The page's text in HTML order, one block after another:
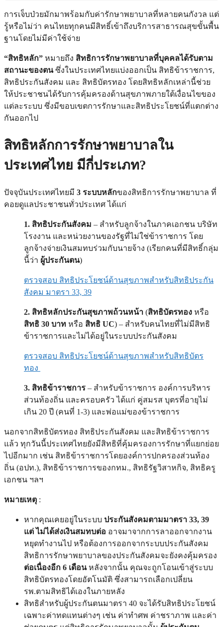
การเจ็บป่วยมักมาพร้อมกับค่ารักษาพยาบาลที่หลายคนกังวล แต่
รู้หรือไม่ว่า คนไทยทุกคนมีสิทธิ์เข้าถึงบริการสาธารณสุขขั้นพื้น
ฐานโดยไม่มีค่าใช้จ่าย
“สิทธิหลัก” หมายถึง สิทธิการรักษาพยาบาลที่บุคคลได้รับตาม
สถานะของตนซึ่งในประเทศไทยแบ่งออกเป็น สิทธิข้าราชการ,
สิทธิประกันสังคม และ สิทธิบัตรทอง โดยสิทธิหลักเหล่านี้ช่วย
ให้ประชาชนได้รับการคุ้มครองด้านสุขภาพภายใต้เงื่อนไขของ
แต่ละระบบ ซึ่งมีขอบเขตการรักษาและสิทธิประโยชน์ที่แตกต่าง
กันออกไป
สิทธิหลักการรักษาพยาบาลใน
ประเทศไทย มีกี่ประเภท?
ปัจจุบันประเทศไทยมี 3 ระบบหลักของสิทธิการรักษาพยาบาล ที่
คอยดูแลประชาชนทั่วประเทศ ได้แก่
1. สิทธิประกันสังคม – สำหรับลูกจ้างในภาคเอกชน บริษัท
โรงงาน และหน่วยงานของรัฐที่ไม่ใช่ข้าราชการ โดย
ลูกจ้างจ่ายเงินสมทบร่วมกับนายจ้าง (เรียกคนที่มีสิทธิ์กลุ่ม
นี้ว่า ผู้ประกันตน)
ตรวจสอบ สิทธิประโยชน์ด้านสุขภาพสำหรับสิทธิประกัน
สังคม มาตรา 33, 39
2. สิทธิหลักประกันสุขภาพถ้วนหน้า (สิทธิบัตรทอง หรือ
สิทธิ 30 บาท หรือ สิทธิ UC) – สำหรับคนไทยที่ไม่มีสิทธิ
ข้าราชการและไม่ได้อยู่ในระบบประกันสังคม
ตรวจสอบ สิทธิประโยชน์ด้านสุขภาพสำหรับสิทธิบัตร
ทอง
3. สิทธิข้าราชการ – สำหรับข้าราชการ องค์การบริหาร
ส่วนท้องถิ่น และครอบครัว ได้แก่ คู่สมรส บุตรที่อายุไม่
เกิน 20 ปี (คนที่ 1-3) และพ่อแม่ของข้าราชการ
นอกจากสิทธิบัตรทอง สิทธิประกันสังคม และสิทธิข้าราชการ
แล้ว ทุกวันนี้ประเทศไทยยังมีสิทธิที่คุ้มครองการรักษาที่แยกย่อย
ไปอีกมาก เช่น สิทธิข้าราชการโดยองค์การปกครองส่วนท้อง
ถิ่น (อปท.), สิทธิข้าราชการของกทม., สิทธิรัฐวิสาหกิจ, สิทธิครู
เอกชน ฯลฯ
หมายเหตุ :
หากคุณเคยอยู่ในระบบ ประกันสังคมตามมาตรา 33, 39
แต่ ไม่ได้ส่งเงินสมทบต่อ อาจมาจากการลาออกจากงาน
หยุดทำงานไป หรือต้องการออกจากระบบประกันสังคม
สิทธิการรักษาพยาบาลของประกันสังคมจะยังคงคุ้มครอง
ต่อเนื่องอีก 6 เดือนหลังจากนั้น คุณจะถูกโอนเข้าสู่ระบบ
สิทธิบัตรทองโดยอัตโนมัติ ซึ่งสามารถเลือกเปลี่ยน
รพ.ตามสิทธิได้เองในภายหลัง
สิทธิสำหรับผู้ประกันตนมาตรา 40 จะได้รับสิทธิประโยชน์
เฉพาะค่าทดแทนต่างๆ เช่น ค่าทำศพ ค่าชราภาพ และค่า